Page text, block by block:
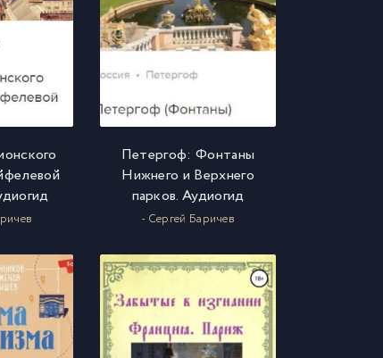
Петергоф: Фонтаны
Нижнего и Верхнего
парков. Аудиогид
- Сергей Баричев